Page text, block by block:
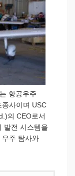
는 항공우주
사이며 USC
의 CEO로서
발전 시스템을
우주 탐사와